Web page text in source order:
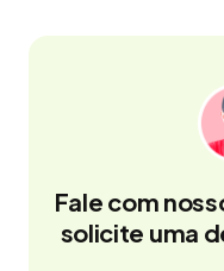
Fale com
solicite uma